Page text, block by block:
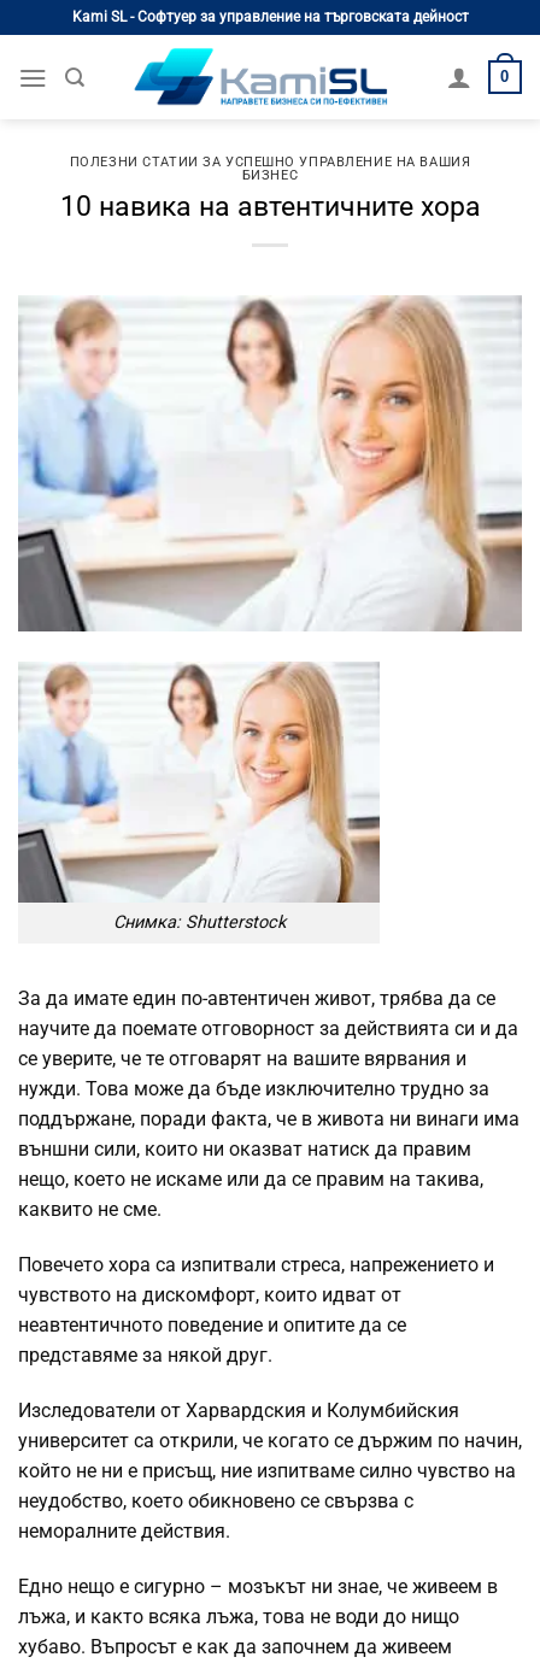
content
Kami SL - Софтуер за управление на търговската дейност
0
ПОЛЕЗНИ СТАТИИ ЗА УСПЕШНО УПРАВЛЕНИЕ НА ВАШИЯ
БИЗНЕС
10 навика на автентичните хора
Снимка: Shutterstock
За да имате един по-автентичен живот, трябва да се
научите да поемате отговорност за действията си и да
се уверите, че те отговарят на вашите вярвания и
нужди. Това може да бъде изключително трудно за
поддържане, поради факта, че в живота ни винаги има
външни сили, които ни оказват натиск да правим
нещо, което не искаме или да се правим на такива,
каквито не сме.
Повечето хора са изпитвали стреса, напрежението и
чувството на дискомфорт, които идват от
неавтентичното поведение и опитите да се
представяме за някой друг.
Изследователи от Харвардския и Колумбийския
университет са открили, че когато се държим по начин,
който не ни е присъщ, ние изпитваме силно чувство на
неудобство, което обикновено се свързва с
неморалните действия.
Едно нещо е сигурно – мозъкът ни знае, че живеем в
лъжа, и както всяка лъжа, това не води до нищо
хубаво. Въпросът е как да започнем да живеем